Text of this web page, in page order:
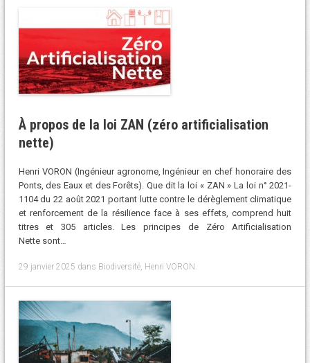
À propos de la loi ZAN (zéro artificialisation
nette)
Henri VORON (Ingénieur agronome, Ingénieur en chef honoraire des
Ponts, des Eaux et des Forêts). Que dit la loi « ZAN » La loi n° 2021-
1104 du 22 août 2021 portant lutte contre le dérèglement climatique
et renforcement de la résilience face à ses effets, comprend huit
titres et 305 articles. Les principes de Zéro Artificialisation
Nette sont…
29 janvier 2025 dans Biodiversité, Henri VORON